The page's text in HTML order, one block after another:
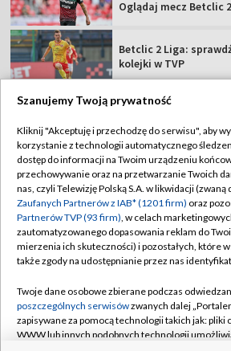
Oglądaj mecz Betclic
Betclic 2 Liga:
kolejki w TVP
TVP
Abonament TVP
Sklep TVP
Biuro Reklamy
Oferta
Emisja w TVP
Rada
Regulamin TVP
Polityka
Moje zgody
Biuro reklamy
Kanały
Szanujemy Twoją prywatność
Kliknij "Akceptuję i przechodzę do serwisu", aby
korzystanie z technologii automatycznego
dostęp do informacji na Twoim urządzeniu
przechowywanie oraz na przetwarzanie Twoich
nas, czyli Telewizję Polską S.A. w likwidacji (zwaną
Zaufanych Partnerów z IAB* (1201 firm) oraz
Partnerów TVP (93 firm), w celach
zautomatyzowanego dopasowania reklam do
mierzenia ich skuteczności) i pozostałych, które
także zgody na udostępnianie przez nas
Twoje dane osobowe zbierane podczas
poszczególnych serwisówzwanych dalej
zapisywane za pomocą technologii takich jak: pliki
WWW lub innych podobnych technologii